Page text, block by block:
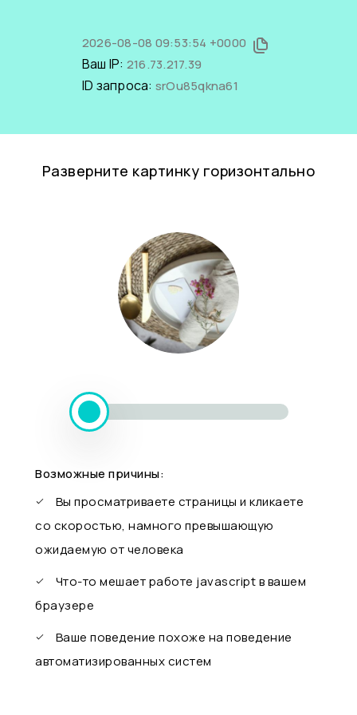
2026-08-08 09:53:54 +0000
Ваш IP: 216.73.217.39
ID запроса: srOu85qkna61
Разверните картинку горизонтально
Возможные причины:
Вы просматриваете страницы и кликаете
со скоростью, намного превышающую
ожидаемую от человека
Что-то мешает работе javascript в вашем
браузере
Ваше поведение похоже на поведение
автоматизированных систем